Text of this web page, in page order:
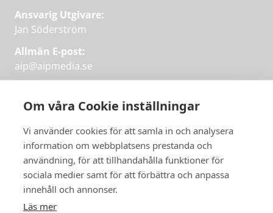
Om våra Cookie inställningar
Vi använder cookies för att samla in och analysera
information om webbplatsens prestanda och
användning, för att tillhandahålla funktioner för
sociala medier samt för att förbättra och anpassa
innehåll och annonser.
Läs mer
Få veckans bästa
artiklar i mejlen
Ansvarig Utgivare:
Jan Söderström
Allmän E-post:
aip@aipmedia.se
aip@flowyinfo.seeller 08-1210 60 40.
Instagram
LinkedIn
Twitter
Facebook
Få veckans bästa
artiklar på mejlen